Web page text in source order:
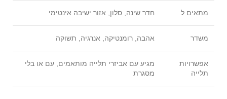
מתאים ל חדר שינה, סלון, אזור ישיבה אינטימי
משדר אהבה, רומנטיקה, אנרגיה, תשוקה
אפשרויות
תלייה
מגיע עם אביזרי תלייה מותאמים, עם או בלי
מסגרת